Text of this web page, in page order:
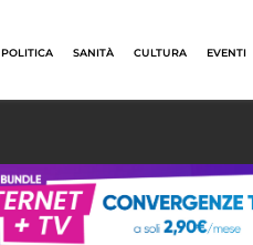
POLITICA SANITÀ CULTURA EVENTI